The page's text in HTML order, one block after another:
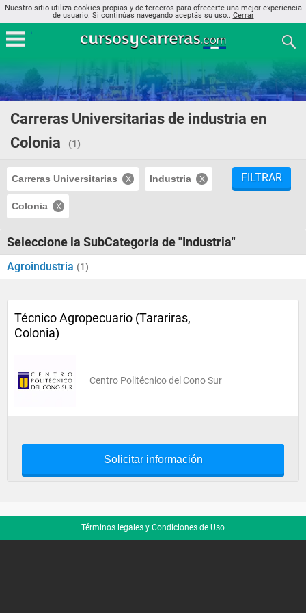
Nuestro sitio utiliza cookies propias y de terceros para ofrecerte una mejor experiencia
de usuario. Si continúas navegando aceptás su uso.. Cerrar
Carreras Universitarias de industria en
Colonia
(1)
Carreras Universitarias Industria
Colonia
FILTRAR
Seleccione la SubCategoría de "Industria"
Agroindustria (1)
Técnico Agropecuario (Tarariras,
Colonia)
Centro Politécnico del Cono Sur
Solicitar información
Términos legales y Condiciones de Uso